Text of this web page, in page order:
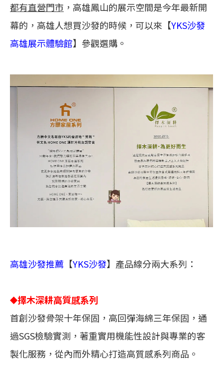
都有直營門市 ，高雄鳳山的展示空間是今年最新開
幕的，高雄人想買沙發的時候，可以來【YKS沙發
高雄展示體驗館】參觀選購。
高雄沙發推薦 【YKS沙發】產品線分兩大系列：
⯁擇木深耕高質感系列
首創沙發骨架十年保固，高回彈海綿三年保固，通
過SGS檢驗實測，著重實用機能性設計與專業的客
製化服務，從內而外精心打造高質感系列商品。